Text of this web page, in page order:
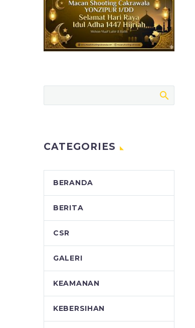
CATEGORIES
BERANDA
BERITA
CSR
GALERI
KEAMANAN
KEBERSIHAN